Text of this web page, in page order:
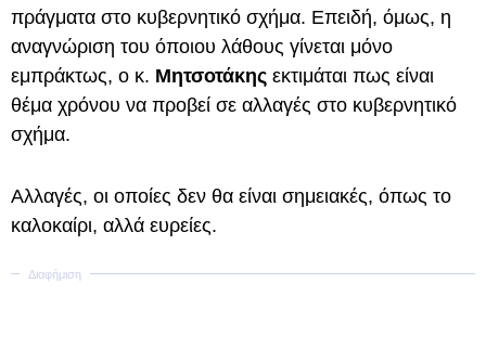
πράγματα στο κυβερνητικό σχήμα. Επειδή, όμως, η
αναγνώριση του όποιου λάθους γίνεται μόνο
εμπράκτως, ο κ. Μητσοτάκης εκτιμάται πως είναι
θέμα χρόνου να προβεί σε αλλαγές στο κυβερνητικό
σχήμα.
Αλλαγές, οι οποίες δεν θα είναι σημειακές, όπως το
καλοκαίρι, αλλά ευρείες.